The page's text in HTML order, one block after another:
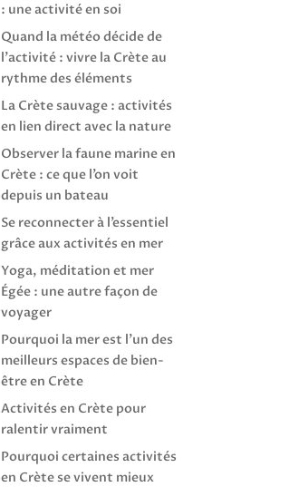
: une activité en soi
Quand la météo décide de
l’activité : vivre la Crète au
rythme des éléments
La Crète sauvage : activités
en lien direct avec la nature
Observer la faune marine en
Crète : ce que l’on voit
depuis un bateau
Se reconnecter à l’essentiel
grâce aux activités en mer
Yoga, méditation et mer
Égée : une autre façon de
voyager
Pourquoi la mer est l’un des
meilleurs espaces de bien-
être en Crète
Activités en Crète pour
ralentir vraiment
Pourquoi certaines activités
en Crète se vivent mieux